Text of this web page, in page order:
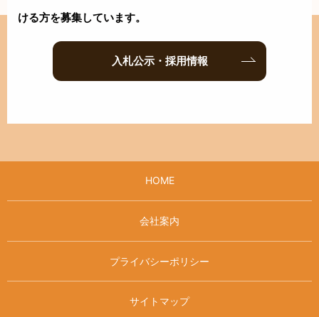
ける方を募集しています。
入札公示・採用情報
HOME
会社案内
プライバシーポリシー
サイトマップ